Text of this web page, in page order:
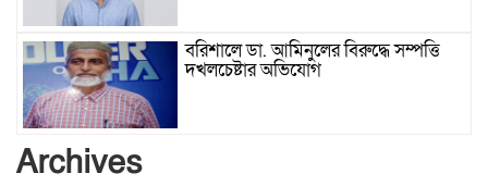
বরিশালে ডা. আমিনুলের বিরুদ্ধে সম্পত্তি
দখলচেষ্টার অভিযোগ
Archives